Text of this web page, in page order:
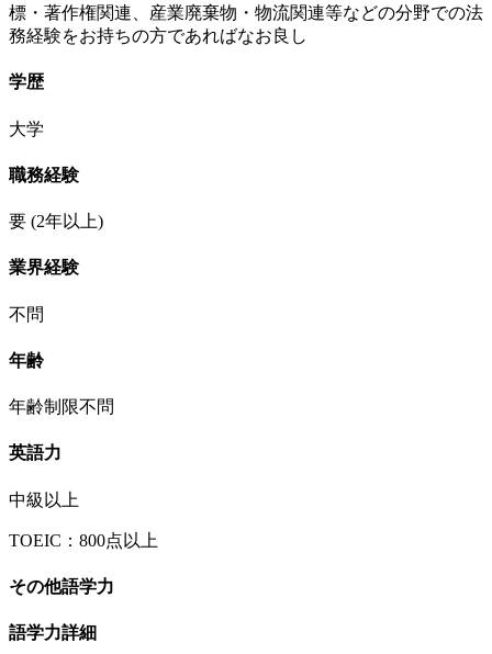
標・著作権関連、産業廃棄物・物流関連等などの分野での法
務経験をお持ちの方であればなお良し
学歴
大学
職務経験
要 (2年以上)
業界経験
不問
年齢
年齢制限不問
英語力
中級以上
TOEIC：800点以上
その他語学力
語学力詳細